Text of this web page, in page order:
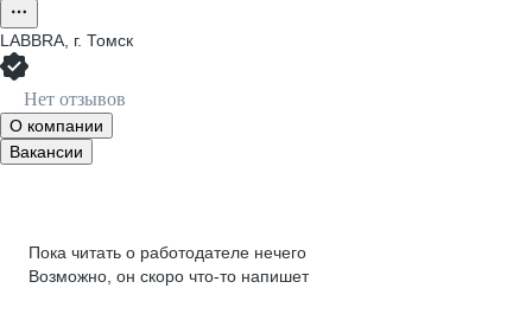
LABBRA, г. Томск
Нет отзывов
О компании
Вакансии
Пока читать о работодателе нечего
Возможно, он скоро что‑то напишет